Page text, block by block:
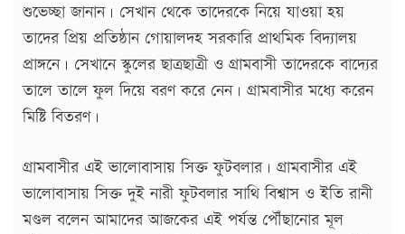
শুভেচ্ছা জানান। সেখান থেকে তাদেরকে নিয়ে যাওয়া হয়
তাদের প্রিয় প্রতিষ্ঠান গোয়ালদহ সরকারি প্রাথমিক বিদ্যালয়
প্রাঙ্গনে। সেখানে স্কুলের ছাত্রছাত্রী ও গ্রামবাসী তাদেরকে বাদ্যের
তালে তালে ফুল দিয়ে বরণ করে নেন। গ্রামবাসীর মধ্যে করেন
মিষ্টি বিতরণ।
গ্রামবাসীর এই ভালোবাসায় সিক্ত ফুটবলার। গ্রামবাসীর এই
ভালোবাসায় সিক্ত দুই নারী ফুটবলার সাথি বিশ্বাস ও ইতি রানী
মণ্ডল বলেন আমাদের আজকের এই পর্যন্ত পৌঁছানোর মূল